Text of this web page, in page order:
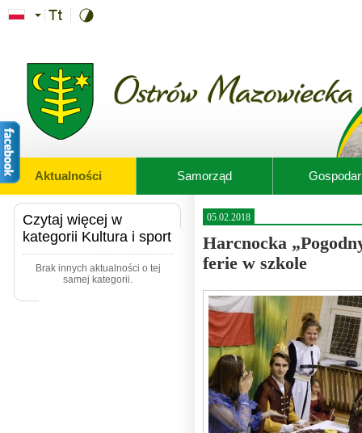
Przejdź do treści
Aktualności Samorząd
Czytaj więcej w
kategorii Kultura i sport
Brak innych aktualności o tej
samej kategorii.
05.02.2018
Harcnocka
ferie w szkole